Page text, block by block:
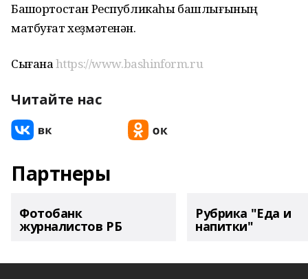
Башҡортостан Республикаһы башлығының
матбуғат хеҙмәтенән.
Сығанаҡhttps://www.bashinform.ru
Читайте нас
Партнеры
Фотобанк
журналистов РБ
Рубрика "Еда и
напитки"